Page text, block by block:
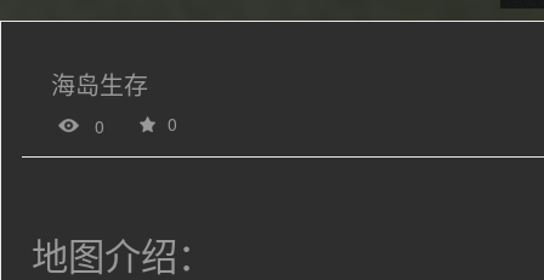
海岛生存
0 0
地图介绍：